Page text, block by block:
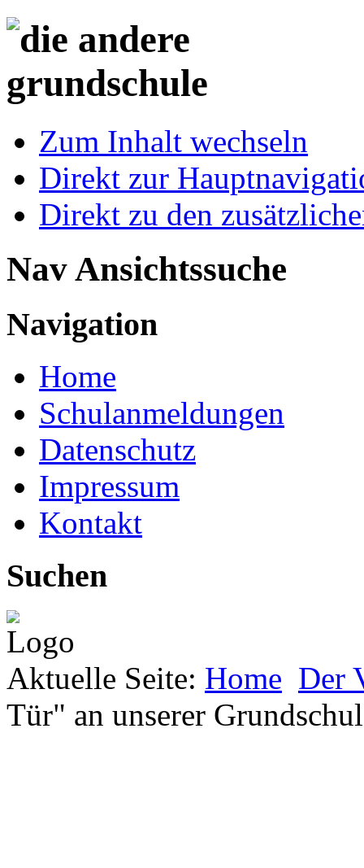
Zum Inhalt wechseln
Direkt zur
Direkt zu den
Nav Ansichtssuche
Navigation
Home
Schulanmeldungen
Datenschutz
Impressum
Kontakt
Suchen
Aktuelle Seite: Home Der
Tür" an unserer